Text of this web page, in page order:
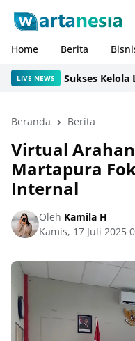
Home Berita
LIVE NEWSSukses Kelola
Beranda Berita
Virtual
Martapura
Internal
Oleh Kamila H
Kamis, 17 Juli 2025